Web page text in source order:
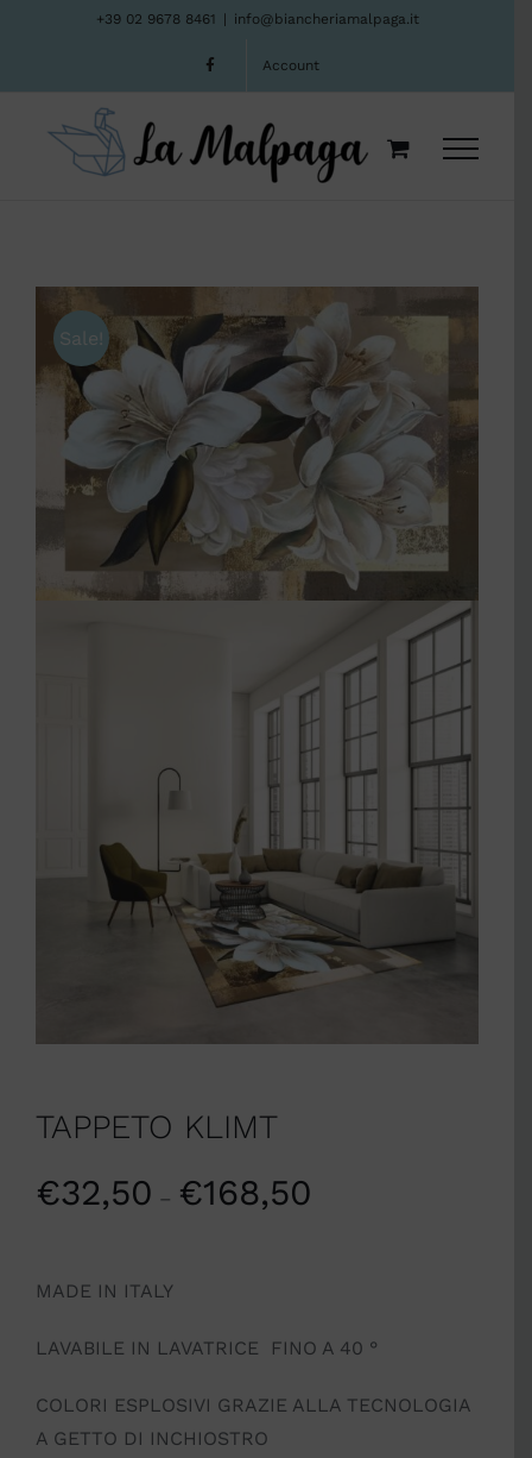
+39 02 9678 8461 info@biancheriamalpaga.it
Account
Sale!
TAPPETO KLIMT
€32,50 – €168,50
MADE IN ITALY
LAVABILE IN LAVATRICE FINO A 40 °
COLORI ESPLOSIVI GRAZIE ALLA TECNOLOGIA
A GETTO DI INCHIOSTRO